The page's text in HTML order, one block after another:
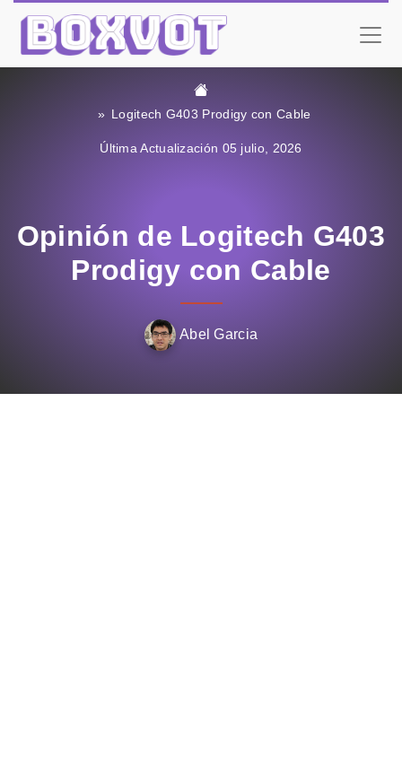
Logitech G403 Prodigy con Cable
Última Actualización 05 julio, 2026
Opinión de Logitech G403
Prodigy con Cable
Abel Garcia